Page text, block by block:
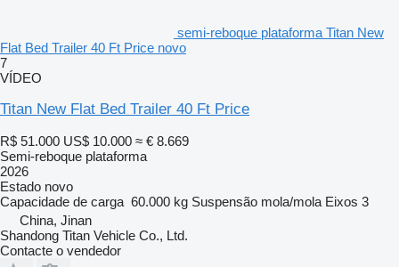
semi-reboque plataforma Titan New
Flat Bed Trailer 40 Ft Price novo
7
VÍDEO
Titan New Flat Bed Trailer 40 Ft Price
R$ 51.000 US$ 10.000 ≈ € 8.669
Semi-reboque plataforma
2026
Estado novo
Capacidade de carga 60.000 kg Suspensão mola/mola Eixos 3
China, Jinan
Shandong Titan Vehicle Co., Ltd.
Contacte o vendedor